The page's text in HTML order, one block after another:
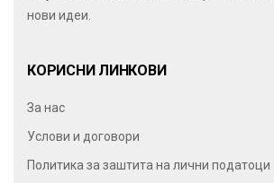
нови идеи.
КОРИСНИ ЛИНКОВИ
За нас
Услови и договори
Политика за заштита на лични податоци